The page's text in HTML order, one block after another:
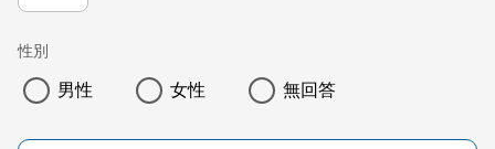
性別
男性 女性 無回答